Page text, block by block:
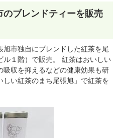
のブレンドティーを販売
市独自にブレンドした紅茶を尾
１階）で販売。 紅茶はおいしい
吸収を抑えるなどの健康効果も研
い紅茶のまち尾張旭」で紅茶を